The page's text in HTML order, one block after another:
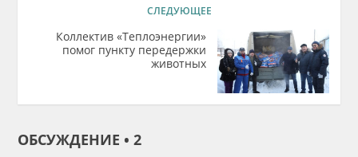
СЛЕДУЮЩЕЕ
Коллектив «Теплоэнергии»
помог пункту передержки
животных
ОБСУЖДЕНИЕ • 2